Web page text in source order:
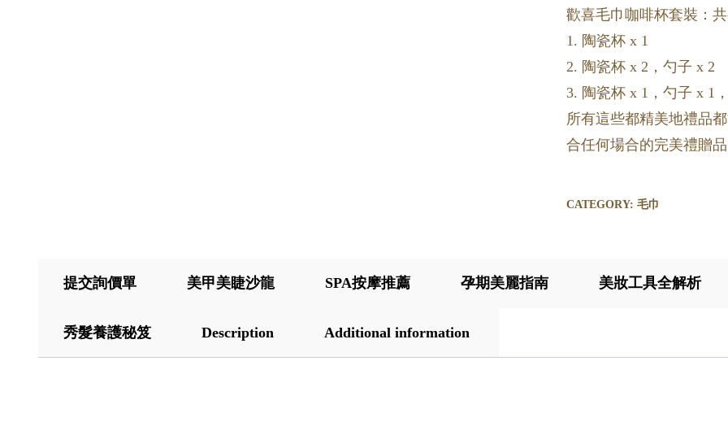
歡喜毛巾咖啡杯套裝：共
1. 陶瓷杯 x 1
2. 陶瓷杯 x 2，勺子 x 2
3. 陶瓷杯 x 1，勺子 x 1
所有這些都精美地禮品
合任何場合的完美禮贈品
CATEGORY: 毛巾
提交詢價單 美甲美睫沙龍 SPA按摩推薦 孕期美麗指南 美妝工具全解析
秀髮養護秘笈 Description Additional information